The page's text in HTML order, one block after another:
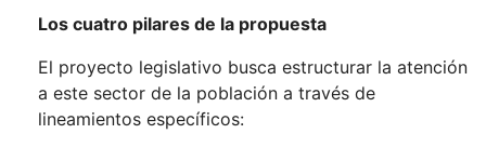
Los cuatro pilares de la propuesta
El proyecto legislativo busca estructurar la atención
a este sector de la población a través de
lineamientos específicos: